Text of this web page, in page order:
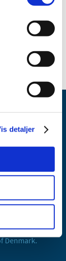
detaljer
Denmark.